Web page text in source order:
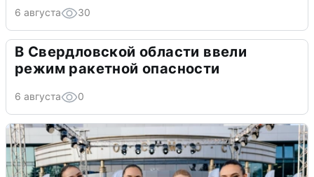
6 августа 30
В Свердловской области ввели
режим ракетной опасности
6 августа 0